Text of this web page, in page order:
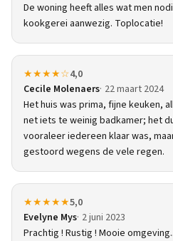
De woning heeft alles wat men
kookgerei aanwezig. Toplocatie!
★★★★☆4,0
Cecile Molenaers 22 maart 2024
Het huis was prima, fijne keuken,
net iets te weinig badkamer; het
vooraleer iedereen klaar was,
gestoord wegens de vele regen.
★★★★★5,0
Evelyne Mys 2 juni 2023
Prachtig ! Rustig ! Mooie